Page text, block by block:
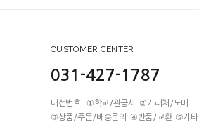
CUSTOMER CENTER
031-427-1787
내선번호 : ①학교/관공서 ②거래처/도매
③상품/주문/배송문의 ④반품/교환 ⑤기타